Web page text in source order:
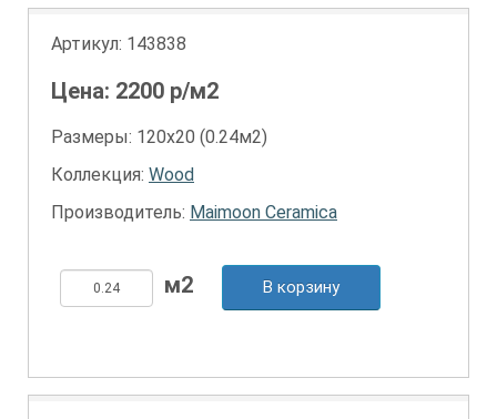
Артикул: 143838
Цена: 2200 р/м2
Размеры: 120х20 (0.24м2)
Коллекция: Wood
Производитель: Maimoon Ceramica
В корзину